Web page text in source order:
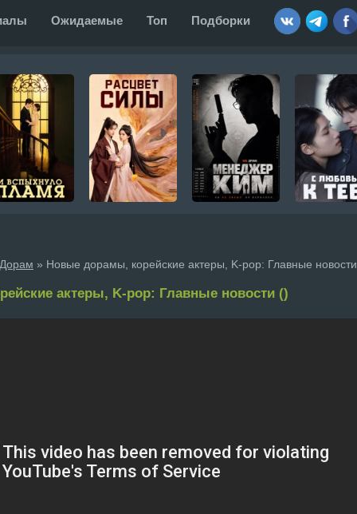
Ожидаемые Топ Подборки
» Новые дорамы, корейские актеры, K-pop: Главные новости
актеры, K-pop: Главные новости ()